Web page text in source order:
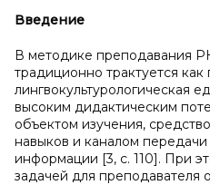
Введение
В методике преподавания
традиционно трактуется
лингвокультурологическая
высоким дидактическим
объектом изучения,
навыков и каналом передачи
информации [3, с. 110]. При
задачей для преподавателя